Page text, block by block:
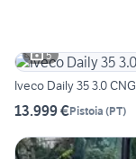
5
Iveco Daily 35 3.0
13.999 €Pistoia (PT)